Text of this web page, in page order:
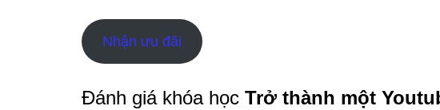
Nhận ưu đãi
Đánh giá khóa học Trở thành một